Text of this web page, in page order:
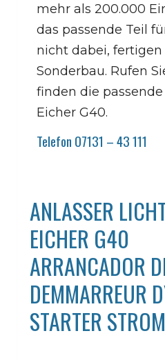
mehr als 200.000
das passende Teil
nicht dabei, fertigen
Sonderbau. Rufen
finden die
Eicher G40.
Telefon 07131 – 43 111
ANLASSER
EICHER G40
ARRANCADOR
DEMMARREUR
STARTER